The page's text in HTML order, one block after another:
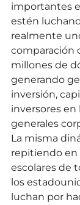
importantes
estén
realmente
comparación
millones de
generando
inversión,
inversores
generales
La misma
repitiendo en
escolares de
los
luchan por